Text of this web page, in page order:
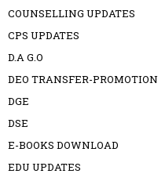
COUNSELLING UPDATES
CPS UPDATES
D.A G.O
DEO TRANSFER-PROMOTION
DGE
DSE
E-BOOKS DOWNLOAD
EDU UPDATES